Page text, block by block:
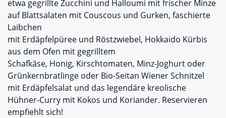
etwa gegrillte Zucchini und Halloumi mit frischer Minze
auf Blattsalaten mit Couscous und Gurken, faschierte
Laibchen
mit Erdäpfelpüree und Röstzwiebel, Hokkaido Kürbis
aus dem Ofen mit gegrilltem
Schafkäse, Honig, Kirschtomaten, Minz-Joghurt oder
Grünkernbratlinge oder Bio-Seitan Wiener Schnitzel
mit Erdäpfelsalat und das legendäre kreolische
Hühner-Curry mit Kokos und Koriander. Reservieren
empfiehlt sich!